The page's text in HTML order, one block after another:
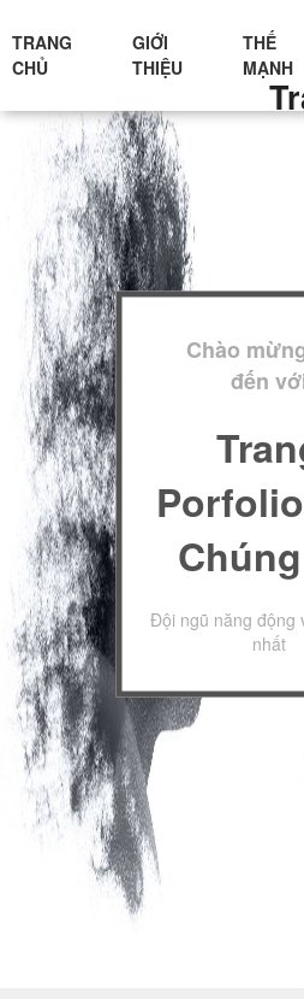
TRANG
CHỦ
GIỚI
THIỆU
THẾ
MẠNH
Chào
đến
Đội ngũ năng động
nhất